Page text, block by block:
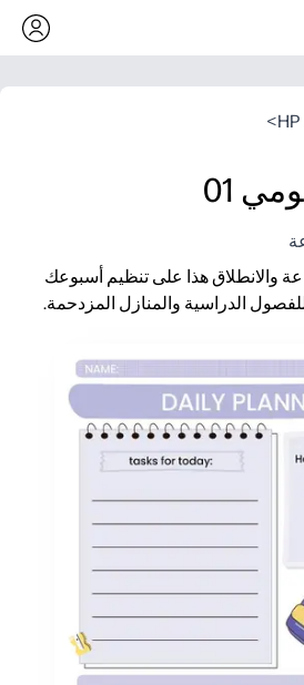
>
01
والانطلاق هذا على تنظيم أسبوعك
الدراسية والمنازل المزدحمة.
سوى الطباعة والبدء في التخطيط، بدون
مع أقسام واضحة للتواريخ والمهام
الدروس أو الواجبات المنزلية أو
وخالية من الفوضى - قم بطباعة أي عدد